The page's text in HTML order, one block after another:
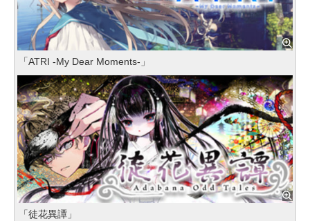
「ATRI -My Dear Moments-」
「徒花異譚」